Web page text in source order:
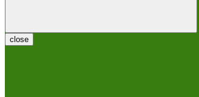
close